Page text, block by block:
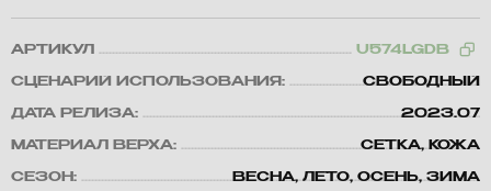
АРТИКУЛ U574LGDB
СЦЕНАРИЙ ИСПОЛЬЗОВАНИЯ: СВОБОДНЫЙ
ДАТА РЕЛИЗА: 2023.07
МАТЕРИАЛ ВЕРХА: СЕТКА, КОЖА
СЕЗОН: ВЕСНА, ЛЕТО, ОСЕНЬ, ЗИМА